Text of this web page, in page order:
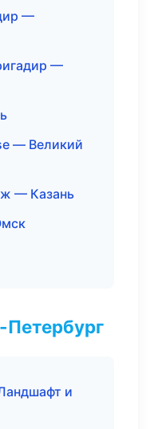
—
—
— Великий
— Казань
Петербург
и